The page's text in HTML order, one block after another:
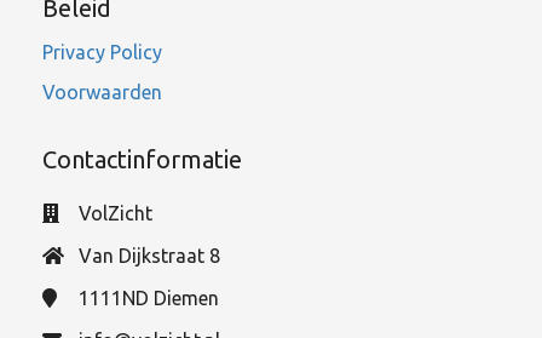
Beleid
Privacy Policy
Voorwaarden
Contactinformatie
VolZicht
Van Dijkstraat 8
1111ND Diemen